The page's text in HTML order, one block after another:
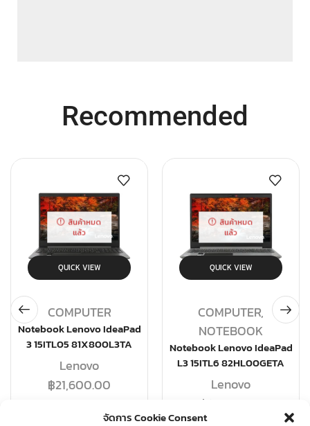
จัดการ Cookie Consent
Recommended
สินค้าหมด
แล้ว
QUICK VIEW
COMPUTER
Notebook Lenovo IdeaPad
3 15ITL05 81X800L3TA
Lenovo
฿21,600.00
สินค้าหมด
แล้ว
QUICK VIEW
COMPUTER,
NOTEBOOK
Notebook Lenovo IdeaPad
L3 15ITL6 82HL00GETA
Lenovo
฿